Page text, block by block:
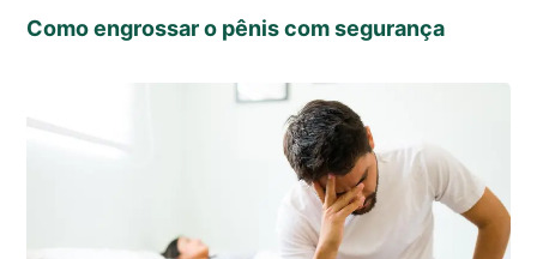
Como engrossar o pênis com segurança